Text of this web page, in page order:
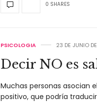
0 SHARES
PSICOLOGIA 23 DE JUNIO
Decir NO es
Muchas personas asocian
positivo, que podría